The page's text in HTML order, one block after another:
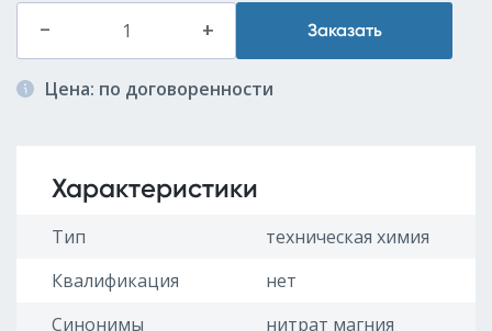
– + Заказать
Цена: по договоренности
Характеристики
Тип
техническая химия
Квалификация
нет
Синонимы
нитрат магния